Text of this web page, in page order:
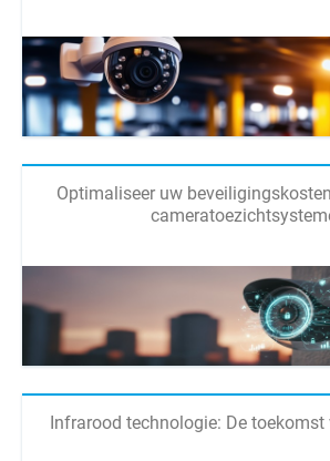
Optimaliseer uw
Infrarood technologie: De